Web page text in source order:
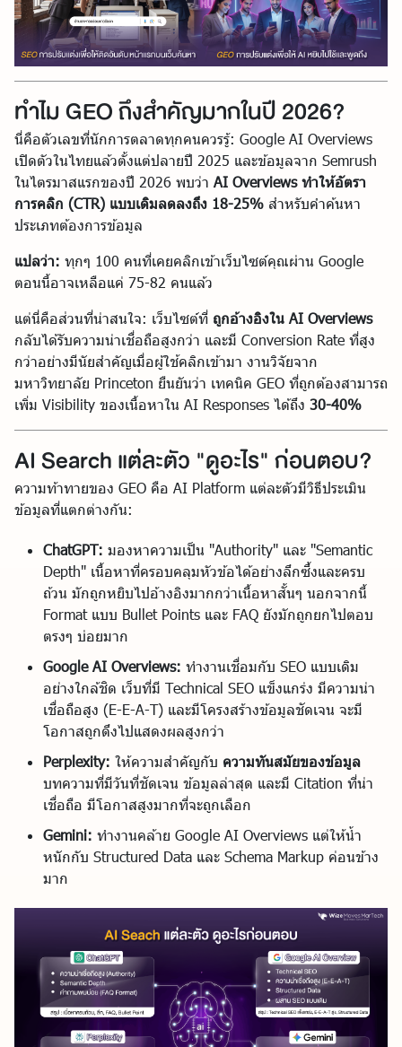
ทำไม GEO ถึงสำคัญมากในปี 2026?
นี่คือตัวเลขที่นักการตลาดทุกคนควรรู้: Google AI Overviews
เปิดตัวในไทยแล้วตั้งแต่ปลายปี 2025 และข้อมูลจาก Semrush
ในไตรมาสแรกของปี 2026 พบว่า AI Overviews ทำให้อัตรา
การคลิก (CTR) แบบเดิมลดลงถึง 18-25% สำหรับคำค้นหา
ประเภทต้องการข้อมูล
แปลว่า: ทุกๆ 100 คนที่เคยคลิกเข้าเว็บไซต์คุณผ่าน Google
ตอนนี้อาจเหลือแค่ 75-82 คนแล้ว
แต่นี่คือส่วนที่น่าสนใจ: เว็บไซต์ที่ ถูกอ้างอิงใน AI Overviews
กลับได้รับความน่าเชื่อถือสูงกว่า และมี Conversion Rate ที่สูง
กว่าอย่างมีนัยสำคัญเมื่อผู้ใช้คลิกเข้ามา งานวิจัยจาก
มหาวิทยาลัย Princeton ยืนยันว่า เทคนิค GEO ที่ถูกต้องสามารถ
เพิ่ม Visibility ของเนื้อหาใน AI Responses ได้ถึง 30-40%
AI Search แต่ละตัว "ดูอะไร" ก่อนตอบ?
ความท้าทายของ GEO คือ AI Platform แต่ละตัวมีวิธีประเมิน
ข้อมูลที่แตกต่างกัน:
ChatGPT: มองหาความเป็น "Authority" และ "Semantic
Depth" เนื้อหาที่ครอบคลุมหัวข้อได้อย่างลึกซึ้งและครบ
ถ้วน มักถูกหยิบไปอ้างอิงมากกว่าเนื้อหาสั้นๆ นอกจากนี้
Format แบบ Bullet Points และ FAQ ยังมักถูกยกไปตอบ
ตรงๆ บ่อยมาก
Google AI Overviews: ทำงานเชื่อมกับ SEO แบบเดิม
อย่างใกล้ชิด เว็บที่มี Technical SEO แข็งแกร่ง มีความน่า
เชื่อถือสูง (E-E-A-T) และมีโครงสร้างข้อมูลชัดเจน จะมี
โอกาสถูกดึงไปแสดงผลสูงกว่า
Perplexity: ให้ความสำคัญกับ ความทันสมัยของข้อมูล
บทความที่มีวันที่ชัดเจน ข้อมูลล่าสุด และมี Citation ที่น่า
เชื่อถือ มีโอกาสสูงมากที่จะถูกเลือก
Gemini: ทำงานคล้าย Google AI Overviews แต่ให้น้ำ
หนักกับ Structured Data และ Schema Markup ค่อนข้าง
มาก